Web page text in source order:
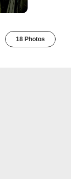
18 Photos